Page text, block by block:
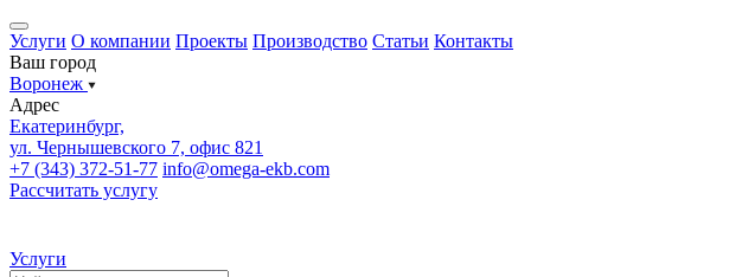
Услуги О компании Проекты Производство Статьи Контакты
Ваш город
Воронеж
Адрес
Екатеринбург,
ул. Чернышевского 7, офис 821
+7 (343) 372-51-77 info@omega-ekb.com
Рассчитать услугу
Услуги